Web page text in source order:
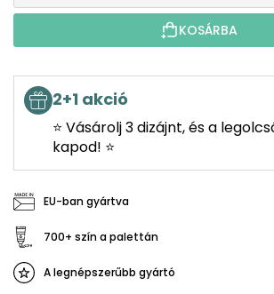
KOSÁRBA
2+1 akció
⭐ Vásárolj 3 dizájnt, és a
kapod! ⭐
EU-ban gyártva
700+ szín a palettán
A legnépszerűbb gyártó